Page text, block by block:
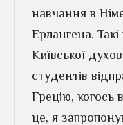
навчання в
Ерлангена. Такі
Київської
студентів
Грецію, когось
це, я